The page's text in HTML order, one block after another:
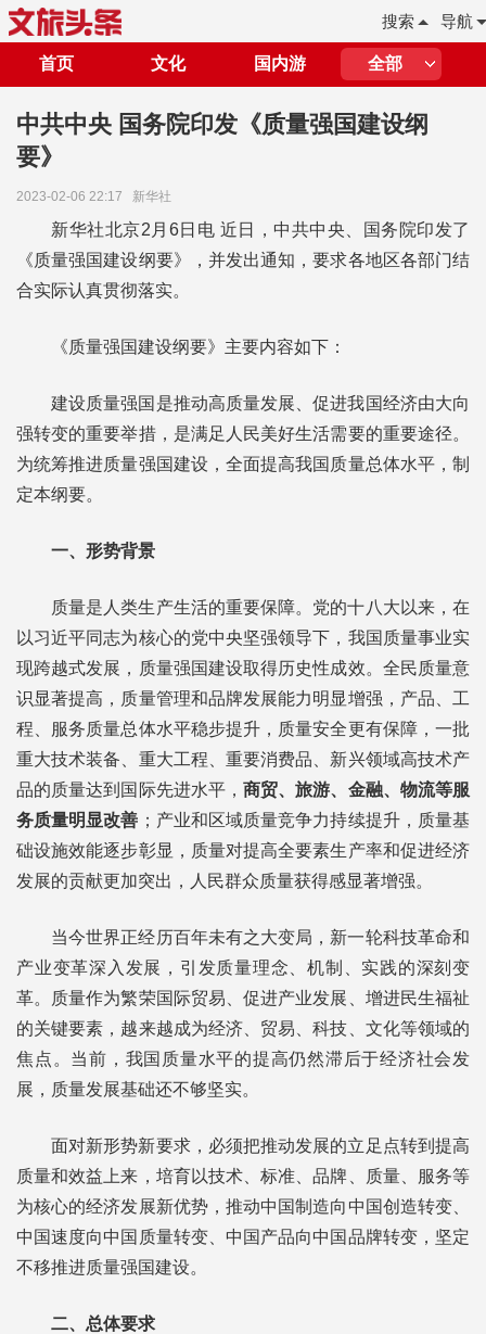
导航
搜索
首页 文化 国内游 全部
中共中央 国务院印发《质量强国建设纲
要》
2023-02-06 22:17 新华社
新华社北京2月6日电 近日，中共中央、国务院印发了
《质量强国建设纲要》，并发出通知，要求各地区各部门结
合实际认真贯彻落实。
《质量强国建设纲要》主要内容如下：
建设质量强国是推动高质量发展、促进我国经济由大向
强转变的重要举措，是满足人民美好生活需要的重要途径。
为统筹推进质量强国建设，全面提高我国质量总体水平，制
定本纲要。
一、形势背景
质量是人类生产生活的重要保障。党的十八大以来，在
以习近平同志为核心的党中央坚强领导下，我国质量事业实
现跨越式发展，质量强国建设取得历史性成效。全民质量意
识显著提高，质量管理和品牌发展能力明显增强，产品、工
程、服务质量总体水平稳步提升，质量安全更有保障，一批
重大技术装备、重大工程、重要消费品、新兴领域高技术产
品的质量达到国际先进水平，商贸、旅游、金融、物流等服
务质量明显改善 ；产业和区域质量竞争力持续提升，质量基
础设施效能逐步彰显，质量对提高全要素生产率和促进经济
发展的贡献更加突出，人民群众质量获得感显著增强。
当今世界正经历百年未有之大变局，新一轮科技革命和
产业变革深入发展，引发质量理念、机制、实践的深刻变
革。质量作为繁荣国际贸易、促进产业发展、增进民生福祉
的关键要素，越来越成为经济、贸易、科技、文化等领域的
焦点。当前，我国质量水平的提高仍然滞后于经济社会发
展，质量发展基础还不够坚实。
面对新形势新要求，必须把推动发展的立足点转到提高
质量和效益上来，培育以技术、标准、品牌、质量、服务等
为核心的经济发展新优势，推动中国制造向中国创造转变、
中国速度向中国质量转变、中国产品向中国品牌转变，坚定
不移推进质量强国建设。
二、总体要求